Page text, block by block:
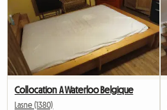
Collocation A Waterloo Belgique
Lasne (1380)